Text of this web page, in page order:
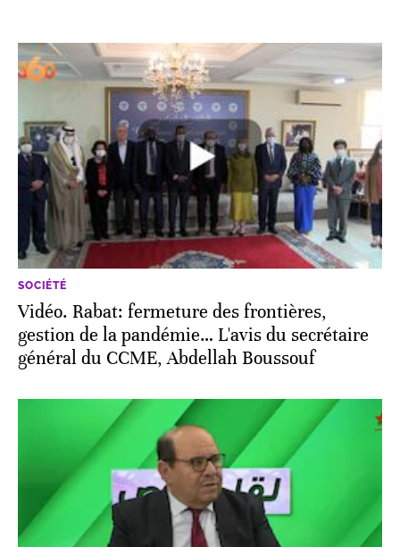
SOCIÉTÉ
Vidéo. Rabat: fermeture des frontières,
gestion de la pandémie… L'avis du secrétaire
général du CCME, Abdellah Boussouf